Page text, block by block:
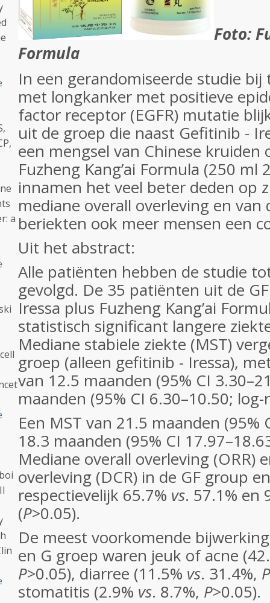
Foto:
Formula
In een gerandomiseerde studie
met longkanker met positieve
factor receptor (EGFR) mutatie
uit de groep die naast Gefitinib -
een mengsel van Chinese kruiden
Fuzheng Kang’ai Formula (250 ml
innamen het veel beter deden op
mediane overall overleving en
beriekten ook meer mensen een
Uit het abstract:
Alle patiënten hebben de studie
gevolgd. De 35 patiënten uit de
Iressa plus Fuzheng Kang’ai
statistisch significant langere
Mediane stabiele ziekte (MST)
groep (alleen gefitinib - Iressa),
van 12.5 maanden (95% CI
maanden (95% CI 6.30–10.50;
Een MST van 21.5 maanden (95%
18.3 maanden (95% CI
Mediane overall overleving (ORR)
overleving (DCR) in de GF group
respectievelijk 65.7% vs. 57.1% en
(P>0.05).
De meest voorkomende
en G groep waren jeuk of acne
P>0.05), diarree (11.5% vs. 31.4%, P
stomatitis (2.9% vs. 8.7%, P>0.05).
a